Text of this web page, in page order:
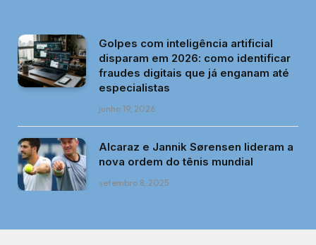
Golpes com inteligência artificial
disparam em 2026: como identificar
fraudes digitais que já enganam até
especialistas
junho 19, 2026
Alcaraz e Jannik Sørensen lideram a
nova ordem do tênis mundial
setembro 8, 2025